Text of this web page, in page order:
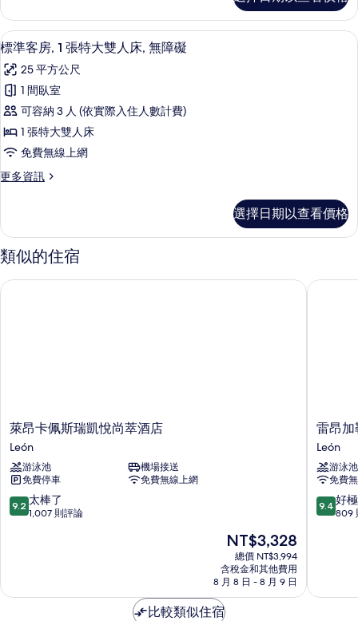
片
人
床
的
所
有
相
片
1
張
特
雙
人
的
詳
情
顯
示
標
準
客
房,
張
大
雙
人
床,
相
片
高級寢具、客房內保險箱、書桌、熨
4
標準客房, 1 張特大雙人床, 無障礙
25 平方公尺
1 間臥室
可容納 3 人 (依實際入住人數計費)
1 張特大雙人床
免費無線上網
更多資訊
更
客
房,
1
特
情
選擇日期以查看價格
類似的住宿
萊
昂
卡
佩
斯
瑞
凱
León
萊昂卡佩斯瑞凱悅尚萃酒店
León
游泳池
機場接送
免費停車
免費無線上網
9.2
分，
棒
9.2 太棒了
1,007 則評論
現
在
價
格
為
NT$3,328
總價 NT$3,994
含稅金和其他費用
8 月 8 日 - 8 月 9 日
萊昂卡佩斯瑞凱悅尚萃酒店
雷
昂
加
勒
里
亞
廣
雷昂加
León
游泳池
免費
9.4
分，
極
9.4 好
809
雷昂加
比較類似住宿